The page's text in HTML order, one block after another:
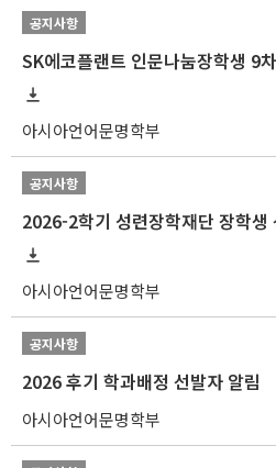
공지사항
아시아언어문명학부
공지사항
2026-2학기 성련장학재단 장학
아시아언어문명학부
공지사항
2026 후기 학과배정 선발자 알림
아시아언어문명학부